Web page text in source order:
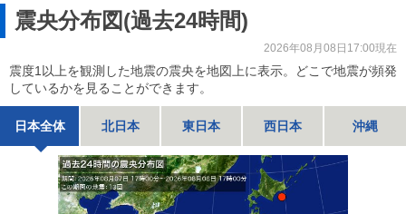
震央分布図(過去24時間)
2026年08月08日17:00現在
震度1以上を観測した地震の震央を地図上に表示。どこで地震が頻発
しているかを見ることができます。
日本全体 北日本 東日本 西日本 沖縄